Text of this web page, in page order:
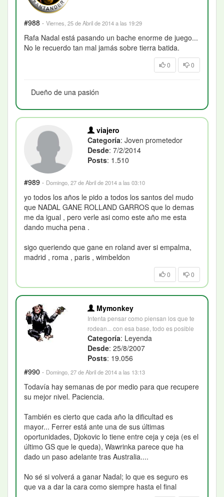
#988 · Viernes, 25 de Abril de 2014 a las 19:29
Rafa Nadal está pasando un bache enorme de juego...
No le recuerdo tan mal jamás sobre tierra batida.
0 0
Dueño de una pasión
viajero
Categoría: Joven prometedor
Desde: 7/2/2014
Posts: 1.510
#989 · Domingo, 27 de Abril de 2014 a las 03:10
yo todos los años le pido a todos los santos del mudo
que NADAL GANE ROLLAND GARROS que lo demas
me da igual , pero verle asi como este año me esta
dando mucha pena .
sigo queriendo que gane en roland aver si empalma,
madrid , roma , paris , wimbeldon
0 0
Mymonkey
Intenta pensar como piensan los que te
rodean... con esa base, todo es posible
Categoría: Leyenda
Desde: 25/8/2007
Posts: 19.056
#990 · Domingo, 27 de Abril de 2014 a las 13:13
Todavía hay semanas de por medio para que recupere
su mejor nivel. Paciencia.
También es cierto que cada año la dificultad es
mayor... Ferrer está ante una de sus últimas
oportunidades, Djokovic lo tiene entre ceja y ceja (es el
último GS que le queda), Wawrinka parece que ha
dado un paso adelante tras Australia....
No sé si volverá a ganar Nadal; lo que es seguro es
que va a dar la cara como siempre hasta el final